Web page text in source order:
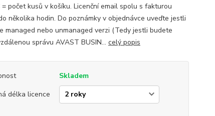
= počet kusů v košíku. Licenční email spolu s fakturou
několika hodin. Do poznámky v objednávce uveďte jestli
managed nebo unmanaged verzi (Tedy jestli budete
správu AVAST BUSIN... celý popis
Skladem
délka licence